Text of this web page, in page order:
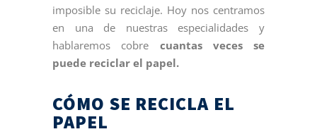
imposible su reciclaje. Hoy nos centramos
en una de nuestras especialidades y
hablaremos cobre cuantas veces se
puede reciclar el papel.
CÓMO SE RECICLA EL
PAPEL